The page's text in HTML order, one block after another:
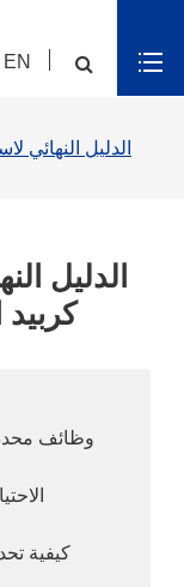
EN
الدليل النهائي
الدليل